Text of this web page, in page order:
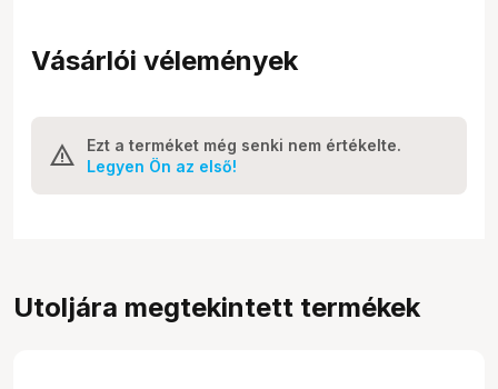
Vásárlói vélemények
Ezt a terméket még senki nem értékelte.
Legyen Ön az első!
Utoljára megtekintett termékek